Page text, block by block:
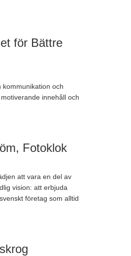
för Bättre
och
innehåll och
Fotoklok
att vara en del av
vision: att erbjuda
företag som alltid